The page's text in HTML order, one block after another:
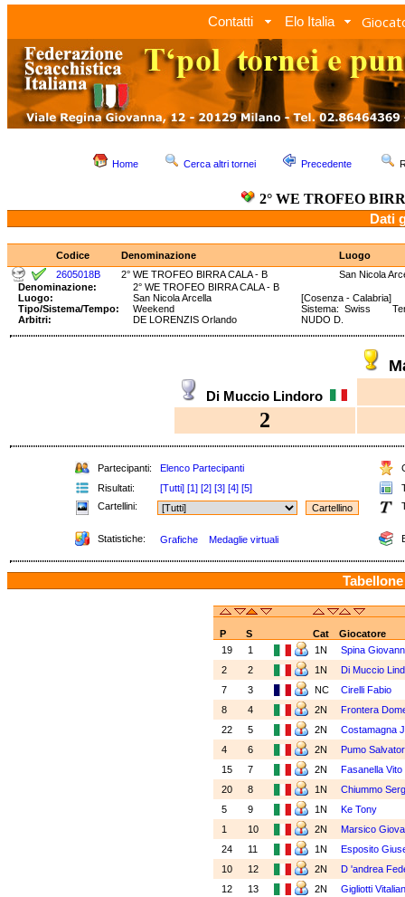
Contatti Elo Italia
Home Cerca altri tornei Precedente
2° WE TROFEO
Dati
Codice Denominazione
Luogo
2605018B
2° WE TROFEO BIRRA CALA - B
San Nicola
Denominazione:
2° WE TROFEO BIRRA CALA - B
Luogo:
San Nicola Arcella
[Cosenza - Calabria]
Tipo/Sistema/Tempo:
Weekend
Sistema: Swiss
Arbitri:
DE LORENZIS Orlando NUDO D.
Di Muccio Lindoro
2
Partecipanti: Elenco Partecipanti
Risultati:
[Tutti] [1] [2] [3] [4] [5]
Cartellini:
Statistiche: Grafiche Medaglie virtuali
P S Cat
Giocatore
19
1 1N
Spina
2
2 1N
Di Muccio
7
3 NC
Cirelli Fabio
8
4 2N
Frontera
22
5 2N
Costamagna
4
6 2N
Pumo
15
7 2N
Fasanella Vito
20
8 1N
Chiummo
5
9 1N
Ke Tony
1
10 2N
Marsico
24
11 1N
Esposito
10
12 2N
D 'andrea
12
13 2N
Gigliotti